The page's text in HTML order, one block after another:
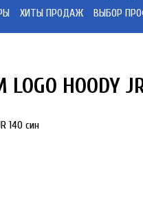
ХИТЫ ПРОДАЖ ВЫБОР
LOGO HOODY
140 син